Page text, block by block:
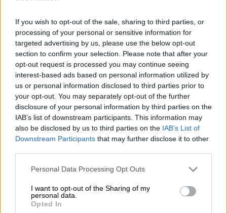
If you wish to opt-out of the sale, sharing to third parties, or
processing of your personal or sensitive information for
targeted advertising by us, please use the below opt-out
section to confirm your selection. Please note that after your
opt-out request is processed you may continue seeing
interest-based ads based on personal information utilized by
us or personal information disclosed to third parties prior to
your opt-out. You may separately opt-out of the further
disclosure of your personal information by third parties on the
IAB’s list of downstream participants. This information may
also be disclosed by us to third parties on the IAB’s List of
Downstream Participants that may further disclose it to other
Personal Data Processing Opt Outs
I want to opt-out of the Sharing of my
personal data.
Opted In
06.08.2026 - 12:22
Kavita Patel - PhARMA Innovation Forum: Ένα στα πέντε
καινοτόμα φάρμακα φτάνει τελικά στην Ελλάδα
06.08.2026 - 11:37
Μείωση ασφαλιστικών εισφορών ύψους 240 εκατ. ευρώ
ζητούν οι έμποροι από την Κυβέρνηση
06.08.2026 - 10:45
Ευρώπη: Μπορεί η κλιματική αλλαγή να οδηγήσει σε
ενεργειακή κρίση;
Στέλιος Λιανός – INTERAMERICAN / Αθηναϊκή Γενική Κλινική
06.08.2026 - 08:40
Η γαλλική «ψήφος» στο «καλώδιο» και τα συμφέροντα, οι